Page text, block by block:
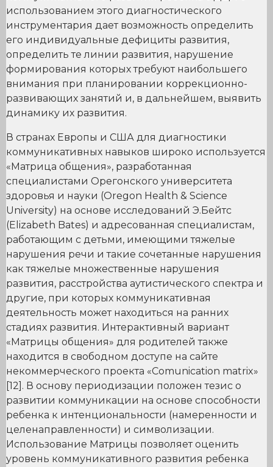
использованием этого диагностического
инструментария дает возможность определить
его индивидуальные дефициты развития,
определить те линии развития, нарушение
формирования которых требуют наибольшего
внимания при планировании коррекционно-
развивающих занятий и, в дальнейшем, выявить
динамику их развития.
В странах Европы и США для диагностики
коммуникативных навыков широко используется
«Матрица общения», разработанная
специалистами Орегонского университета
здоровья и науки (Oregon Health & Science
University) на основе исследований Э.Бейтс
(Elizabeth Bates) и адресованная специалистам,
работающим с детьми, имеющими тяжелые
нарушения речи и такие сочетанные нарушения
как тяжелые множественные нарушения
развития, расстройства аутистического спектра и
другие, при которых коммуникативная
деятельность может находиться на ранних
стадиях развития. Интерактивный вариант
«Матрицы общения» для родителей также
находится в свободном доступе на сайте
некоммерческого проекта «Comunication matrix»
[12]. В основу периодизации положен тезис о
развитии коммуникации на основе способности
ребенка к интенциональности (намеренности и
целенаправленности) и символизации.
Использование Матрицы позволяет оценить
уровень коммуникативного развития ребенка